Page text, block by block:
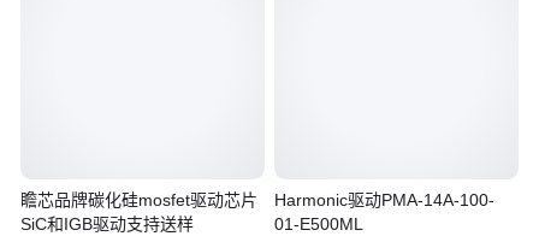
瞻芯品牌碳化硅mosfet驱动芯片
SiC和IGB驱动支持送样
Harmonic驱动PMA-14A-100-
01-E500ML